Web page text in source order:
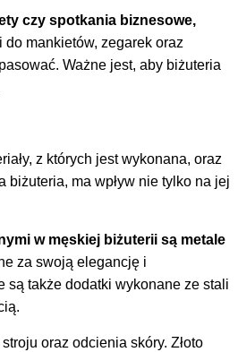
czy spotkania biznesowe,
do mankietów, zegarek oraz
Ważne jest, aby biżuteria
z których jest wykonana, oraz
biżuteria, ma wpływ nie tylko na jej
w męskiej biżuterii są metale
za swoją elegancję i
są także dodatki wykonane ze stali
oraz odcienia skóry. Złoto